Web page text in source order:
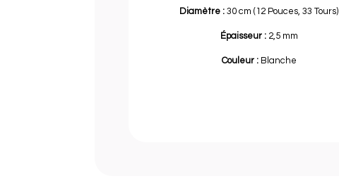
Diamètre : 30 cm (12 Pouces, 33 Tours)
Épaisseur :2,5 mm
Couleur :Blanche